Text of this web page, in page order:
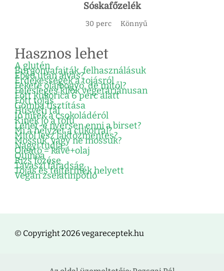
Sóskafőzelék
30 perc Könnyű
Hasznos lehet
A glutén
Burgonyafajták, felhasználásuk
Ebéd után alvás?
Érdekességek a tojásról
Fekete olajbogyó, de mitől?
Felesleges kilók vegetáriánusan
Főtt kukorica 6 perc alatt
Főtt tojás
Gomba tisztítása
Húsvéti tál
Jó hírek a csokoládéról
Kinek jó a tofu
Lehet-e nyersen enni a birset?
Mi a helyzet a cukorral?
Mitől lesz laktózmentes?
Mossuk, vagy ne mossuk?
Nagyi tudja…
Oleátó = kávé+olaj
Quinoa
Rizs főzése
Tavaszi fáradság
Tojás és tejtermék helyett
Vegán zselatinpótló
© Copyright 2026 vegareceptek.hu